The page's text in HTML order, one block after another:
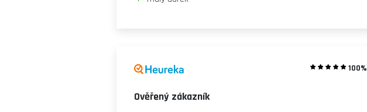
100%
Ověřený zákazník